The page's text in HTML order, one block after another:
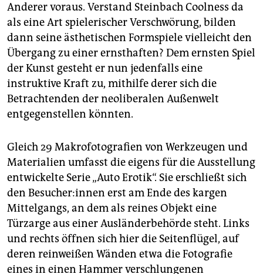
Anderer voraus. Verstand Steinbach Coolness da
als eine Art spielerischer Verschwörung, bilden
dann seine ästhetischen Formspiele vielleicht den
Übergang zu einer ernsthaften? Dem ernsten Spiel
der Kunst gesteht er nun jedenfalls eine
instruktive Kraft zu, mithilfe derer sich die
Betrachtenden der neoliberalen Außenwelt
entgegenstellen könnten.
Gleich 29 Makrofotografien von Werkzeugen und
Materialien umfasst die eigens für die Ausstellung
entwickelte Serie „Auto Erotik“. Sie erschließt sich
den Be­su­che­r:in­nen erst am Ende des kargen
Mittelgangs, an dem als reines Objekt eine
Türzarge aus einer Ausländerbehörde steht. Links
und rechts öffnen sich hier die Seitenflügel, auf
deren reinweißen Wänden etwa die Fotografie
eines in einen Hammer verschlungenen